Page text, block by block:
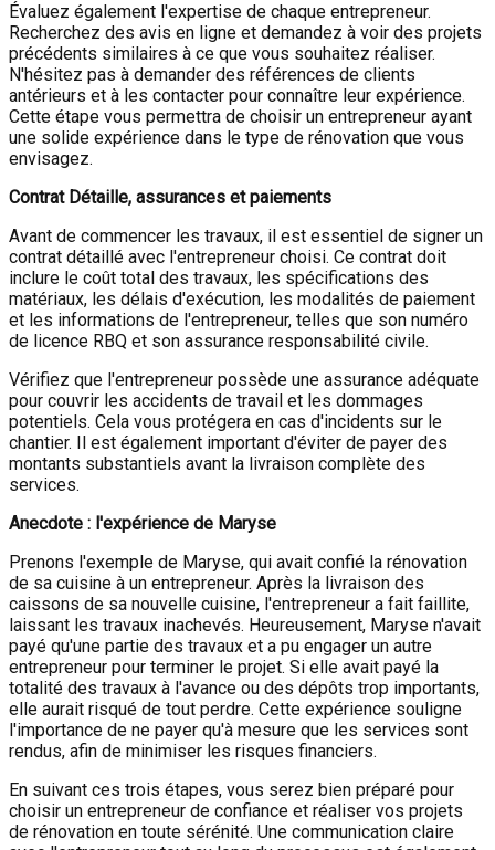
Évaluez également l'expertise de chaque entrepreneur.
Recherchez des avis en ligne et demandez à voir des projets
précédents similaires à ce que vous souhaitez réaliser.
N'hésitez pas à demander des références de clients
antérieurs et à les contacter pour connaître leur expérience.
Cette étape vous permettra de choisir un entrepreneur ayant
une solide expérience dans le type de rénovation que vous
envisagez.
Contrat Détaille, assurances et paiements
Avant de commencer les travaux, il est essentiel de signer un
contrat détaillé avec l'entrepreneur choisi. Ce contrat doit
inclure le coût total des travaux, les spécifications des
matériaux, les délais d'exécution, les modalités de paiement
et les informations de l'entrepreneur, telles que son numéro
de licence RBQ et son assurance responsabilité civile.
Vérifiez que l'entrepreneur possède une assurance adéquate
pour couvrir les accidents de travail et les dommages
potentiels. Cela vous protégera en cas d'incidents sur le
chantier. Il est également important d'éviter de payer des
montants substantiels avant la livraison complète des
services.
Anecdote : l'expérience de Maryse
Prenons l'exemple de Maryse, qui avait confié la rénovation
de sa cuisine à un entrepreneur. Après la livraison des
caissons de sa nouvelle cuisine, l'entrepreneur a fait faillite,
laissant les travaux inachevés. Heureusement, Maryse n'avait
payé qu'une partie des travaux et a pu engager un autre
entrepreneur pour terminer le projet. Si elle avait payé la
totalité des travaux à l'avance ou des dépôts trop importants,
elle aurait risqué de tout perdre. Cette expérience souligne
l'importance de ne payer qu'à mesure que les services sont
rendus, afin de minimiser les risques financiers.
En suivant ces trois étapes, vous serez bien préparé pour
choisir un entrepreneur de confiance et réaliser vos projets
de rénovation en toute sérénité. Une communication claire